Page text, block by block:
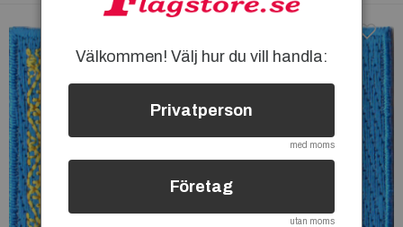
Välkommen! Välj hur du vill handla:
Privatperson
med moms
Företag
utan moms